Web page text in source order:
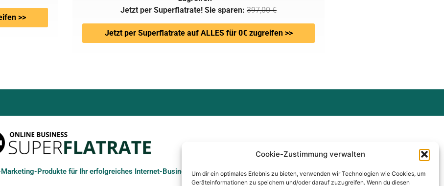
Cookie-Zustimmung verwalten
Um dir ein optimales Erlebnis zu bieten, verwenden wir Technologien wie Cookies, um
Geräteinformationen zu speichern und/oder darauf zuzugreifen. Wenn du diesen
>>
Jetzt per Superflatrate! Sie sparen: 397,00 €
Jetzt per Superflatrate auf ALLES für 0€ zugreifen >>
Produkte für Ihr erfolgreiches Internet-Business